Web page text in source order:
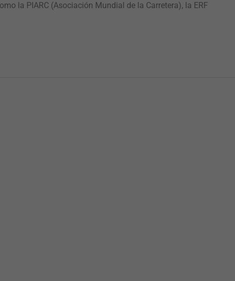
la PIARC (Asociación Mundial de la Carretera), la ERF